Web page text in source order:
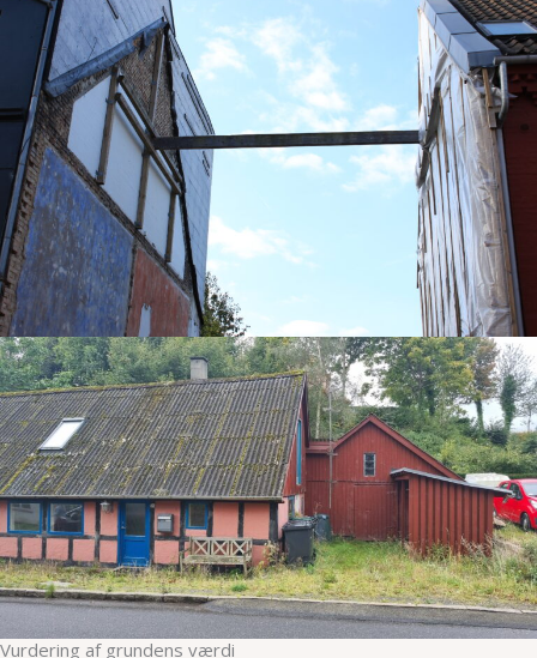
Vurdering af grundens værdi